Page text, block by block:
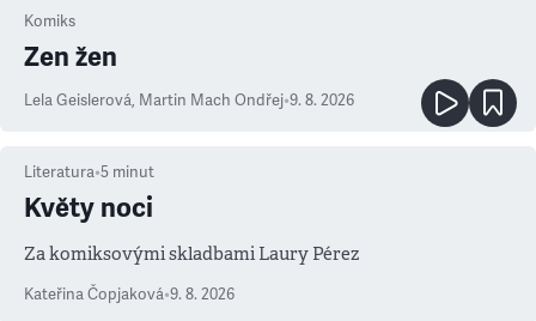
Komiks
Zen žen
Lela Geislerová, Martin Mach Ondřej•9. 8. 2026
Literatura•5 minut
Květy noci
Za komiksovými skladbami Laury Pérez
Kateřina Čopjaková•9. 8. 2026